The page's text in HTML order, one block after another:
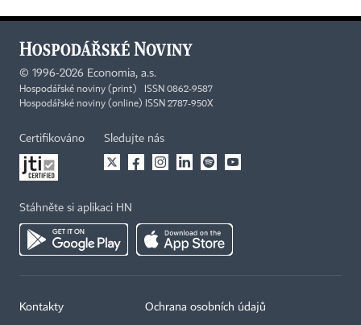
© 1996-2026 Economia, a.s.
Hospodářské noviny (print) ISSN 0862-9587
Hospodářské noviny (online) ISSN 2787-950X
Certifikováno Sledujte nás
Stáhněte si aplikaci HN
Kontakty Ochrana osobních údajů